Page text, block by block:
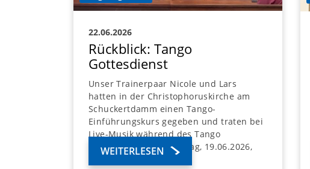
22.06.2026
Rückblick: Tango
Gottesdienst
Unser Trainerpaar Nicole und Lars
hatten in der Christophoruskirche am
Schuckertdamm einen Tango-
Einführungskurs gegeben und traten bei
Live-Musik während des Tango
Gottesdienstes am Freitag, 19.06.2026,
WEITERLESEN